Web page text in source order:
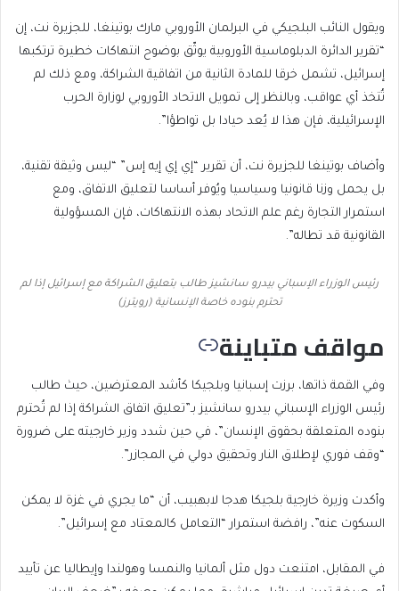
ويقول النائب البلجيكي في البرلمان الأوروبي مارك بوتينغا، للجزيرة نت، إن
“تقرير الدائرة الدبلوماسية الأوروبية يوثّق بوضوح انتهاكات خطيرة ترتكبها
إسرائيل، تشمل خرقا للمادة الثانية من اتفاقية الشراكة، ومع ذلك لم
تُتخذ أي عواقب، وبالنظر إلى تمويل الاتحاد الأوروبي لوزارة الحرب
الإسرائيلية، فإن هذا لا يُعد حيادا بل تواطؤا”.
وأضاف بوتينغا للجزيرة نت، أن تقرير “إي إي إيه إس” “ليس وثيقة تقنية،
بل يحمل وزنا قانونيا وسياسيا ويُوفر أساسا لتعليق الاتفاق، ومع
استمرار التجارة رغم علم الاتحاد بهذه الانتهاكات، فإن المسؤولية
القانونية قد تطاله”.
رئيس الوزراء الإسباني بيدرو سانشيز طالب بتعليق الشراكة مع إسرائيل إذا لم
تحترم بنوده خاصة الإنسانية (رويترز)
مواقف متباينة
وفي القمة ذاتها، برزت إسبانيا وبلجيكا كأشد المعترضين، حيث طالب
رئيس الوزراء الإسباني بيدرو سانشيز بـ”تعليق اتفاق الشراكة إذا لم تُحترم
بنوده المتعلقة بحقوق الإنسان”، في حين شدد وزير خارجيته على ضرورة
“وقف فوري لإطلاق النار وتحقيق دولي في المجازر”.
وأكدت وزيرة خارجية بلجيكا هدجا لابهبيب، أن “ما يجري في غزة لا يمكن
السكوت عنه”، رافضة استمرار “التعامل كالمعتاد مع إسرائيل”.
في المقابل، امتنعت دول مثل ألمانيا والنمسا وهولندا وإيطاليا عن تأييد